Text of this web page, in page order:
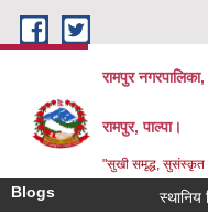
Skip to main content
रामपुर
रामपुर, पाल्पा।
"सुखी समृद्ध, सुसंस्कृत
Blogs स्थानिय